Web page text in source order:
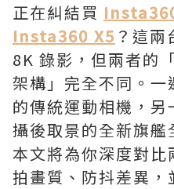
正在糾結買
Insta360 X5 ？這
8K 錄影，但兩者的
架構」完全不同。一
的傳統運動相機，
攝後取景的全新旗艦
本文將為你深度對
拍畫質、防抖差異